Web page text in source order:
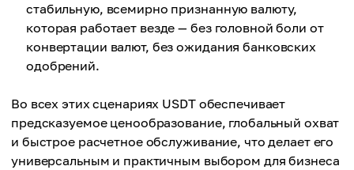
стабильную, всемирно признанную валюту,
которая работает везде — без головной боли от
конвертации валют, без ожидания банковских
одобрений.
Во всех этих сценариях USDT обеспечивает
предсказуемое ценообразование, глобальный охват
и быстрое расчетное обслуживание, что делает его
универсальным и практичным выбором для бизнеса